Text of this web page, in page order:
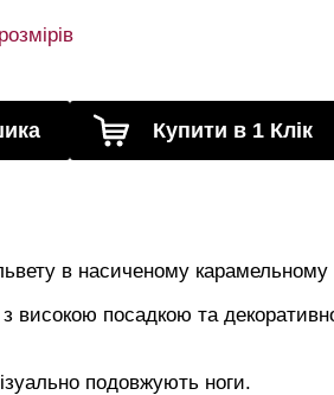
Купити в 1 Клік
в насиченому карамельному
високою посадкою та
подовжують ноги.